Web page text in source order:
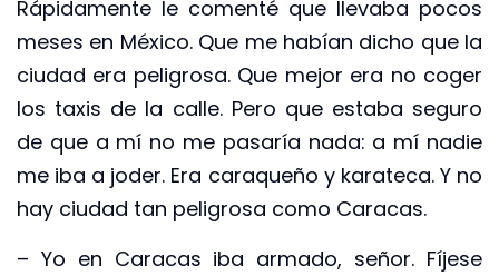
Rápidamente le comenté que llevaba pocos
meses en México. Que me habían dicho que la
ciudad era peligrosa. Que mejor era no coger
los taxis de la calle. Pero que estaba seguro
de que a mí no me pasaría nada: a mí nadie
me iba a joder. Era caraqueño y karateca. Y no
hay ciudad tan peligrosa como Caracas.
– Yo en Caracas iba armado, señor. Fíjese